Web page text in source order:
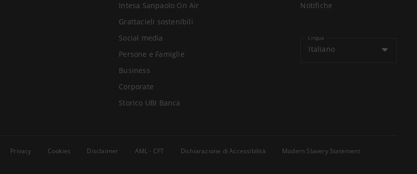
Intesa Sanpaolo On Air
Grattacieli sostenibili
Social media
Persone e Famiglie
Business
Corporate
Storico UBI Banca
Notifiche
Lingua
Italiano
Privacy Cookies Disclaimer AML - CFT Dichiarazione di Accessibilità
Modern Slavery Statement